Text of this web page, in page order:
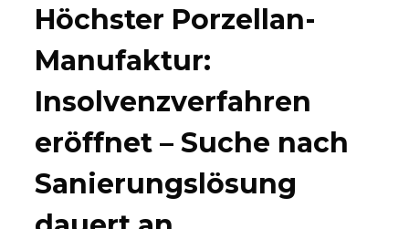
Höchster Porzellan-
Manufaktur:
Insolvenzverfahren
eröffnet – Suche nach
Sanierungslösung